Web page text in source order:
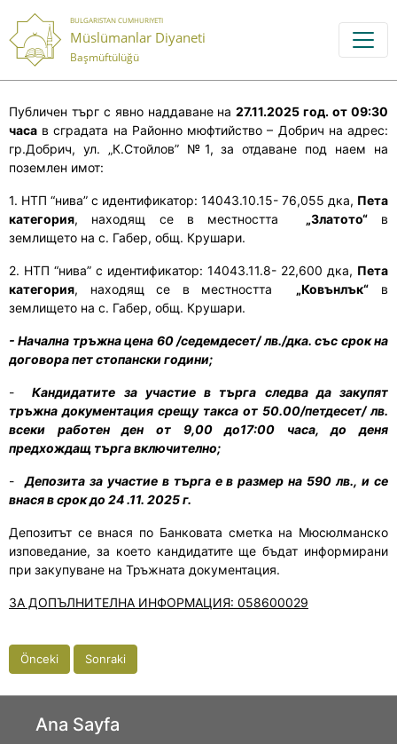
BULGARISTAN CUMHURIYETI
Müslümanlar Diyaneti
Başmüftülüğü
Публичен търг с явно наддаване на27.11.2025 год. от 09:30
часа в сградата на Районно мюфтийство – Добрич на адрес:
гр.Добрич, ул. „К.Стойлов” №1, за отдаване под наем на
поземлен имот:
1. НТП “нива” с идентификатор: 14043.10.15- 76,055 дка, Пета
категория, находящ се в местността „Златото“в
землището на с. Габер, общ. Крушари.
2. НТП “нива” с идентификатор: 14043.11.8- 22,600 дка, Пета
категория, находящ се в местността „Ковънлък“ в
землището на с. Габер, общ. Крушари.
- Начална тръжна цена 60 /седемдесет/ лв./дка. със срок на
договора пет стопански години;
-Кандидатите за участие в търга следва да закупят
тръжна документация срещу такса от 50.00/петдесет/ лв.
всеки работен ден от 9,00 до17:00 часа, до деня
предхождащ търга включително;
- Депозита за участие в търга е в размер на 590 лв., и се
внася в срок до 24 .11. 2025 г.
Депозитът се внася по Банковата сметка на Мюсюлманско
изповедание, за което кандидатите ще бъдат информирани
при закупуване на Тръжната документация.
ЗА ДОПЪЛНИТЕЛНА ИНФОРМАЦИЯ: 058600029
Önceki Sonraki
Ana Sayfa